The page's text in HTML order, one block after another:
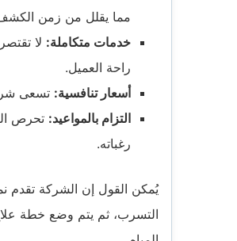
مما يقلل من زمن
خدمات متكاملة: لا
راحة العميل.
أسعار تنافسية: تسعى
التزام بالمواعيد: تحرص
رغباته.
يُمكن القول إن الشركة تقدم
التسرب، ثم يتم وضع خطة